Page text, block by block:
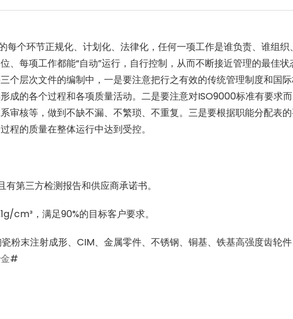
每个环节正规化、计划化、法律化，任何一项工作是谁负责、谁组
、每项工作都能“自动”运行，自行控制，从而不断接近管理的最佳状
个层次文件的编制中，一是要注意把行之有效的传统管理制度和国
成的各个过程和各项质量活动。二是要注意对ISO9000标准有要求
审核等，做到不缺不漏、不繁琐、不重复。三是要根据职能分配表
程的质量在整体运行中达到受控。
第三方检测报告和供应商承诺书。
cm³，满足90%的目标客户要求。
粉末注射成形、CIM、金属零件、不锈钢、铜基、铁基高强度齿轮
#